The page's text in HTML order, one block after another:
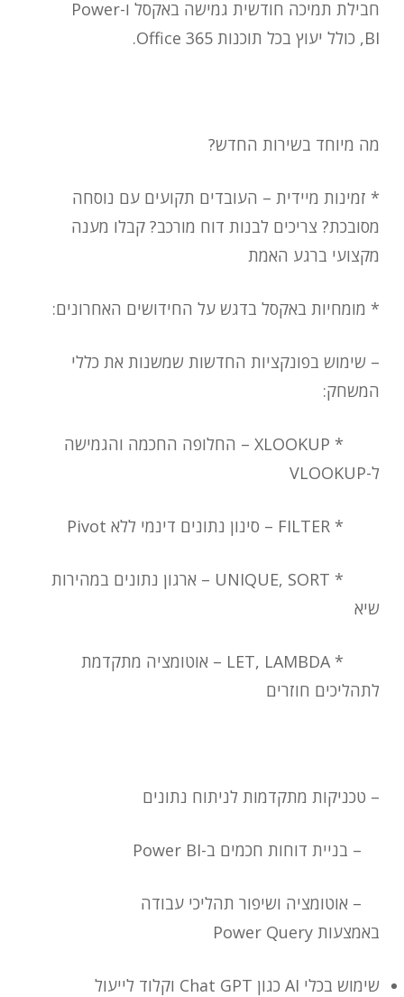
חבילת תמיכה חודשית גמישה באקסל ו-Power
BI, כולל יעוץ בכל תוכנות Office 365.
מה מיוחד בשירותהחדש?
* זמינות מיידית – העובדים תקועים עם נוסחה
מסובכת? צריכים לבנות דוח מורכב? קבלו מענה
מקצועי ברגע האמת
* מומחיות באקסל בדגש על החידושים האחרונים:
– שימוש בפונקציות החדשות שמשנות את כללי
המשחק:
*
XLOOKUP– החלופה החכמה והגמישה
ל-VLOOKUP
*
FILTER – סינון נתונים דינמי ללא Pivot
*
UNIQUE, SORT – ארגון נתונים במהירות
שיא
*
LET, LAMBDA – אוטומציה מתקדמת
לתהליכים חוזרים
– טכניקות מתקדמות לניתוח נתונים
– בניית דוחות חכמים ב-Power BI
– אוטומציה ושיפור תהליכי עבודה
באמצעות Power Query
שימוש בכלי AIכגון Chat GPT וקלוד לייעול